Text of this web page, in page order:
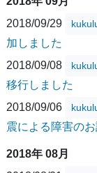
2018/09/29
加しました
2018/09/08
移行しました
2018/09/06
震による障害の
2018年 08月